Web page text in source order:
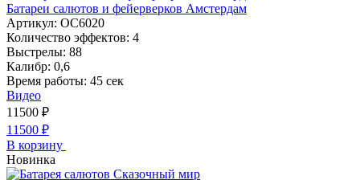
Батареи салютов и фейерверков Амстердам
Артикул: ОС6020
Количество эффектов: 4
Выстрелы: 88
Калибр: 0,6
Время работы: 45 сек
Видео
11500 ₽
11500 ₽
В корзину
Новинка